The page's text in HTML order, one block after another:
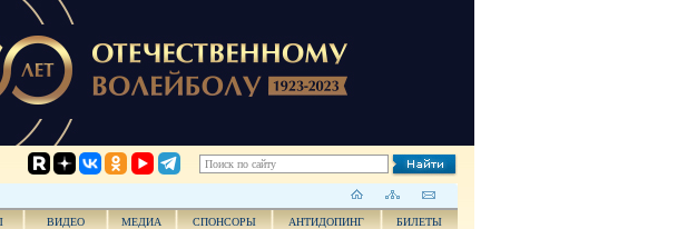
ВИДЕО МЕДИА СПОНСОРЫ АНТИДОПИНГ БИЛЕТЫ